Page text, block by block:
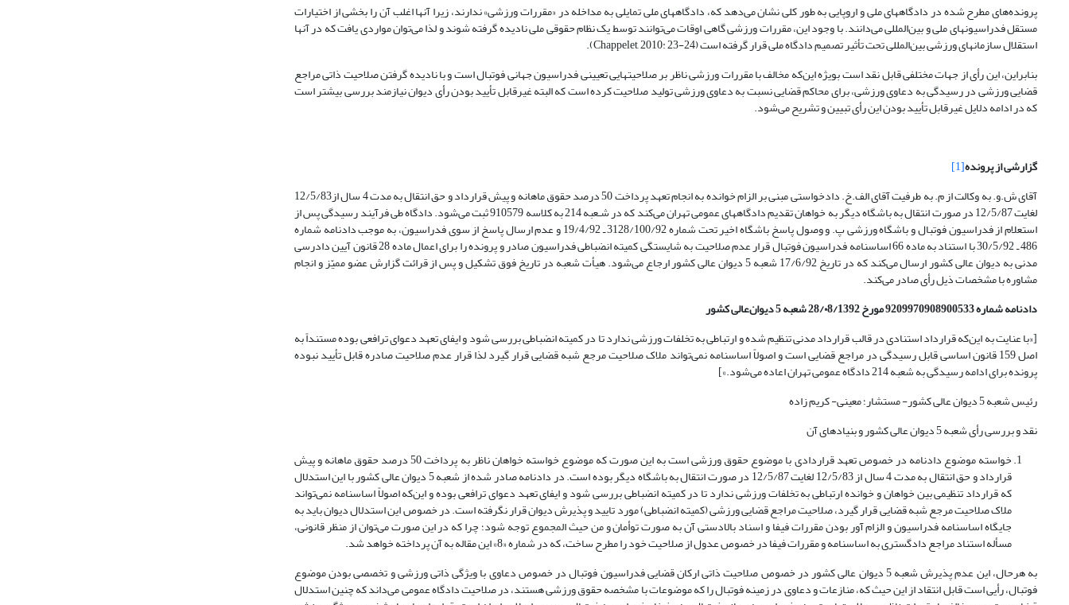
پرونده‌های مطرح شده در دادگاههای ملی و اروپایی به طور کلی نشان می‌دهد که، دادگاههای ملی تمایلی به مداخله در «مقررات ورزشی» ندارند، زیرا آنها اغلب آن را بخشی از اختیارات
مستقل فدراسیونهای ملی و بین‌المللی می‌دانند. با وجود این، مقررات ورزشی گاهی اوقات می‌توانند توسط یک نظام حقوقی ملی نادیده گرفته شوند و لذا می‌توان مواردی یافت که در آنها
استقلال سازمانهای ورزشی بین‌المللی تحت تأثیر تصمیم دادگاه ملی قرار گرفته است (Chappelet, 2010: 23-24).
بنابراین، این رأی از جهات مختلفی قابل نقد است بویژه این‌که مخالف با مقررات ورزشی ناظر بر صلاحیتهایی تعیینی فدراسیون جهانی فوتبال است و با نادیده گرفتن صلاحیت ذاتی مراجع
قضایی ورزشی در رسیدگی به دعاوی ورزشی، برای محاکم قضایی نسبت به دعاوی ورزشی تولید صلاحیت کرده است که البته غیرقابل تأیید بودن رأی دیوان نیازمند بررسی بیشتر است
که در ادامه دلایل غیرقابل تأیید بودن این رأی تبیین و تشریح می‌شود.
گزارشی از پرونده[1]
آقای ش.و. به وکالت از م. به طرفیت آقای الف.خ. دادخواستی مبنی بر الزام خوانده به انجام تعهد پرداخت 50 درصد حقوق ماهانه و پیش قرارداد و حق انتقال به مدت 4 سال از12/5/83
لغایت 12/5/87 در صورت انتقال به باشگاه دیگر به خواهان تقدیم دادگاههای عمومی تهران می‌کند که در شـعبه 214 به کلاسه 910579 ثبت می‌شود. دادگاه طی فرآیند رسیدگی پس از
استعلام از فدراسیون فوتبال و باشگاه ورزشی پ. و وصول پاسخ باشگاه اخیر تحت شماره 3128/100/92 ـ 19/4/92 و عدم ارسال پاسخ از سوی فدراسیون، به موجب دادنامه شماره
486 ـ 30/5/92 با استناد به ماده 66 اساسنامه فدراسیون فوتبال قرار عدم صلاحیت به شایستگی کمیته انضباطی فدراسیون صادر و پرونده را برای اعمال ماده 28 قانون آیین دادرسی
مدنی به دیوان عالی کشور ارسال می‌کند که در تاریخ 17/6/92 شعبه 5 دیوان عالی کشور ارجاع می‌شود. هیأت شعبه در تاریخ فوق تشکیل و پس از قرائت گزارش عضو ممیّز و انجام
مشاوره با مشخصات ذیل رأی صادر می‌کند.
دادنامه شماره 9209970908900533 مورخ 28/۰8/1392 شعبه 5 دیوان‌عالی کشور
[«با عنایت به این‌که قرارداد استنادی در قالب قرارداد مدنی تنظیم شده و ارتباطی به تخلفات ورزشی ندارد تا در کمیته انضباطی بررسی شود و ایفای تعهد دعوای ترافعی بوده مستنداً به
اصل 159 قانون اساسی قابل رسیدگی در مراجع قضایی است و اصولاً اساسنامه نمی‌تواند ملاک صلاحیت مرجع شبه قضایی قرار گیرد لذا قرار عدم صلاحیت صادره قابل تأیید نبوده
پرونده برای ادامه رسیدگی به شعبه 214 دادگاه عمومی تهران اعاده می‌شود.»]
رئیس شعبه 5 دیوان عالی کشور- مستشار؛ معینی- کریم زاده
نقد و بررسی رأی شعبه 5 دیوان عالی کشور و بنیادهای آن
خواسته موضوع دادنامه در خصوص تعهد قراردادی با موضوع حقوق ورزشی است به این صورت که موضوع خواسته خواهان ناظر به پرداخت 50 درصد حقوق ماهانه و پیش
قرارداد و حق انتقال به مدت 4 سال از 12/5/83 لغایت 12/5/87 در صورت انتقال به باشگاه دیگر بوده است. در دادنامه صادر شده از شعبه 5 دیوان عالی کشور با این استدلال
که قرارداد تنظیمی بین خواهان و خوانده ارتباطی به تخلفات ورزشی ندارد تا در کمیته انضباطی بررسی شود و ایفای تعهد دعوای ترافعی بوده و این‌که اصولاً اساسنامه نمی‌تواند
ملاک صلاحیت مرجع شبه قضایی قرار گیرد، صلاحیت مراجع قضایی ورزشی (کمیته انضباطی) مورد تایید و پذیرش دیوان قرار نگرفته است. در خصوص این استدلال دیوان باید به
جایگاه اساسنامه فدراسیون و الزام آور بودن مقررات فیفا و اسناد بالادستی آن به صورت توأمان و من حیث المجموع توجه شود؛ چرا که در این صورت می‌توان از منظر قانونی،
مسأله استناد مراجع دادگستری به اساسنامه و مقررات فیفا در خصوص عدول از صلاحیت خود را مطرح ساخت، که در شماره «8» این مقاله به آن پرداخته خواهد شد.
به هرحال، این عدم پذیرش شعبه 5 دیوان عالی کشور در خصوص صلاحیت ذاتی ارکان قضایی فدراسیون فوتبال در خصوص دعاوی با ویژگی ذاتی ورزشی و تخصصی بودن موضوع
فوتبال، رأیی است قابل انتقاد از این حیث که، منازعات و دعاوی در زمینه فوتبال را که موضوعات با مشخصه حقوق ورزشی هستند، در صلاحیت دادگاه عمومی می‌داند که چنین استدلال